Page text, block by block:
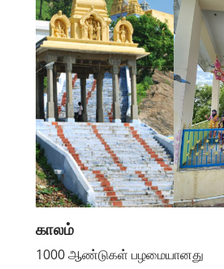
காலம்
1000 ஆண்டுகள் பழமையானது